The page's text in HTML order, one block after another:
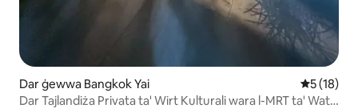
Dar ġewwa Bangkok Yai Rating
5 (18)
Dar Tajlandiża Privata ta' Wirt Kulturali wara l-MRT ta' Wat